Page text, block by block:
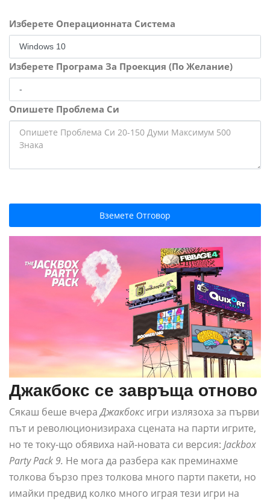
Изберете Операционната Система
Изберете Програма За Проекция (По Желание)
Опишете Проблема Си
Вземете Отговор
Джакбокс се завръща отново
Сякаш беше вчераДжакбокс игри излязоха за първи
път и революционизираха сцената на парти игрите,
но те току-що обявиха най-новата си версия: Jackbox
Party Pack 9. Не мога да разбера как преминахме
толкова бързо през толкова много парти пакети, но
имайки предвид колко много играя тези игри на